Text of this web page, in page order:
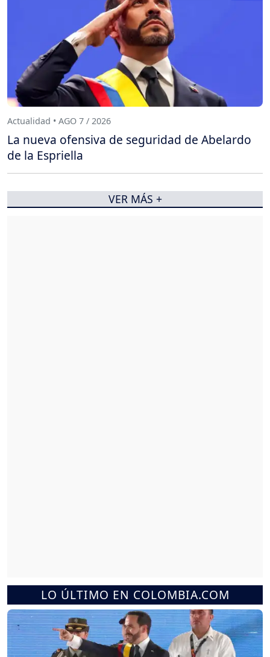
LO ÚLTIMO EN COLOMBIA.COM
Actualidad • AGO 7 / 2026
La nueva ofensiva de seguridad de Abelardo
de la Espriella
VER MÁS +